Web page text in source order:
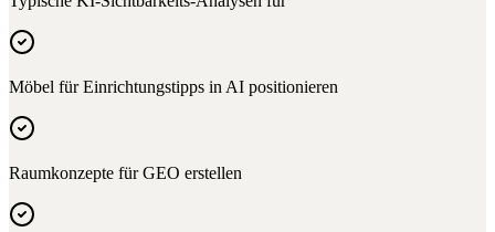
Möbel für Einrichtungstipps in AI positionieren
Raumkonzepte für GEO erstellen